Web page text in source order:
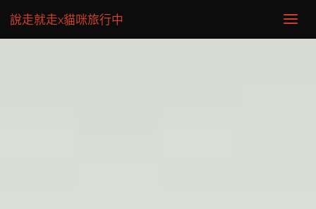
說走就走x貓咪旅行中